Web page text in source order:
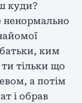
куди?
ненормально
ким
тільки що
а потім
і обрав